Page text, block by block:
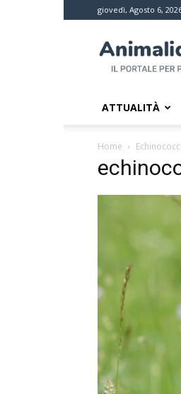
giovedì, Agosto 6,
ATTUALITÀ
Home